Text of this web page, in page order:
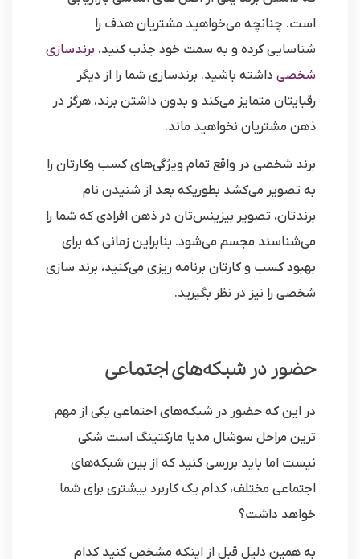
است. چنانچه می‌خواهید مشتریان هدف را
شناسایی کرده و به سمت خود جذب کنید، برندسازی
شخصی داشته باشید. برندسازی شما را از دیگر
رقبایتان متمایز می‌کند و بدون داشتن برند، هرگز در
ذهن مشتریان نخواهید ماند.
برند شخصی در واقع تمام ویژگی‌های کسب وکارتان را
به تصویر می‌کشد بطوریکه بعد از شنیدن نام
برندتان، تصویر بیزینس‌تان در ذهن افرادی که شما را
می‌شناسند مجسم می‌شود. بنابراین زمانی که برای
بهبود کسب و کارتان برنامه ریزی می‌کنید، برند سازی
شخصی را نیز در نظر بگیرید.
حضور در شبکه‌های اجتماعی
در این که حضور در شبکه‌های اجتماعی یکی از مهم
ترین مراحل سوشال مدیا مارکتینگ است شکی
نیست اما باید بررسی کنید که از بین شبکه‌های
اجتماعی مختلف، کدام یک کاربرد بیشتری برای شما
خواهد داشت؟
به همین دلیل قبل از اینکه مشخص کنید کدام